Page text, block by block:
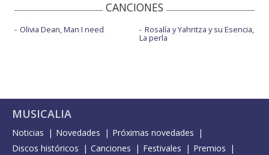
CANCIONES
Olivia Dean, Man I need Rosalía y Yahritza y su Esencia,
La perla
MUSICALIA
Noticias Novedades
Próximas novedades
Discos históricos
Canciones Festivales
Premios